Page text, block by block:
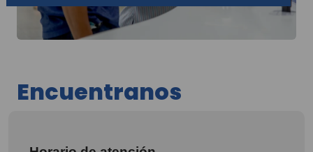
Encuentranos